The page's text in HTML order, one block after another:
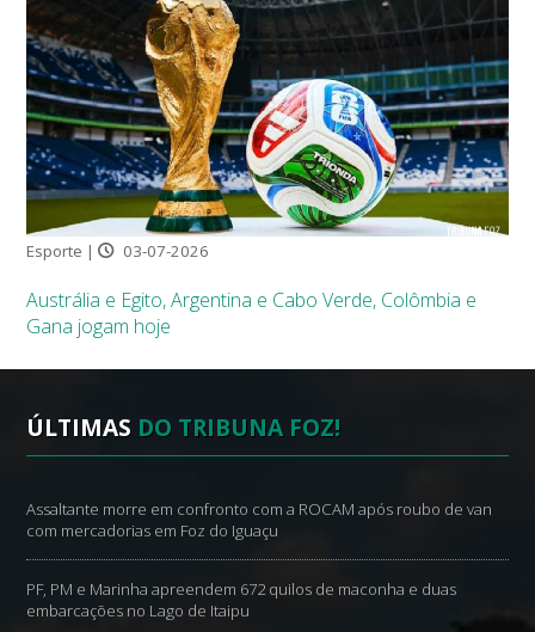
Esporte | 03-07-2026
Austrália e Egito, Argentina e Cabo Verde, Colômbia e
Gana jogam hoje
ÚLTIMAS DO TRIBUNA FOZ!
Assaltante morre em confronto com a ROCAM após roubo de van
com mercadorias em Foz do Iguaçu
PF, PM e Marinha apreendem 672 quilos de maconha e duas
embarcações no Lago de Itaipu